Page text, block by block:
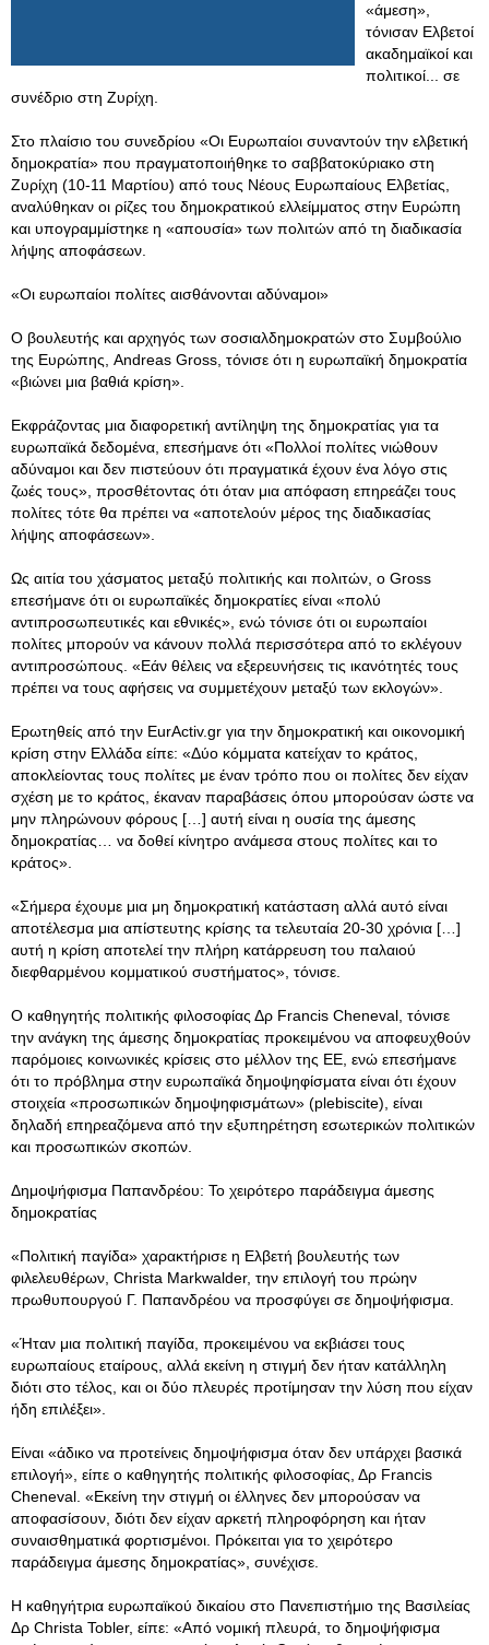
«άμεση»,
τόνισαν Ελβετοί
ακαδημαϊκοί και
πολιτικοί... σε
συνέδριο στη Ζυρίχη.
Στο πλαίσιο του συνεδρίου «Οι Ευρωπαίοι συναντούν την ελβετική
δημοκρατία» που πραγματοποιήθηκε το σαββατοκύριακο στη
Ζυρίχη (10-11 Μαρτίου) από τους Νέους Ευρωπαίους Ελβετίας,
αναλύθηκαν οι ρίζες του δημοκρατικού ελλείμματος στην Ευρώπη
και υπογραμμίστηκε η «απουσία» των πολιτών από τη διαδικασία
λήψης αποφάσεων.
«Οι ευρωπαίοι πολίτες αισθάνονται αδύναμοι»
Ο βουλευτής και αρχηγός των σοσιαλδημοκρατών στο Συμβούλιο
της Ευρώπης, Andreas Gross, τόνισε ότι η ευρωπαϊκή δημοκρατία
«βιώνει μια βαθιά κρίση».
Εκφράζοντας μια διαφορετική αντίληψη της δημοκρατίας για τα
ευρωπαϊκά δεδομένα, επεσήμανε ότι «Πολλοί πολίτες νιώθουν
αδύναμοι και δεν πιστεύουν ότι πραγματικά έχουν ένα λόγο στις
ζωές τους», προσθέτοντας ότι όταν μια απόφαση επηρεάζει τους
πολίτες τότε θα πρέπει να «αποτελούν μέρος της διαδικασίας
λήψης αποφάσεων».
Ως αιτία του χάσματος μεταξύ πολιτικής και πολιτών, ο Gross
επεσήμανε ότι οι ευρωπαϊκές δημοκρατίες είναι «πολύ
αντιπροσωπευτικές και εθνικές», ενώ τόνισε ότι οι ευρωπαίοι
πολίτες μπορούν να κάνουν πολλά περισσότερα από το εκλέγουν
αντιπροσώπους. «Εάν θέλεις να εξερευνήσεις τις ικανότητές τους
πρέπει να τους αφήσεις να συμμετέχουν μεταξύ των εκλογών».
Ερωτηθείς από την EurActiv.gr για την δημοκρατική και οικονομική
κρίση στην Ελλάδα είπε: «Δύο κόμματα κατείχαν το κράτος,
αποκλείοντας τους πολίτες με έναν τρόπο που οι πολίτες δεν είχαν
σχέση με το κράτος, έκαναν παραβάσεις όπου μπορούσαν ώστε να
μην πληρώνουν φόρους […] αυτή είναι η ουσία της άμεσης
δημοκρατίας… να δοθεί κίνητρο ανάμεσα στους πολίτες και το
κράτος».
«Σήμερα έχουμε μια μη δημοκρατική κατάσταση αλλά αυτό είναι
αποτέλεσμα μια απίστευτης κρίσης τα τελευταία 20-30 χρόνια […]
αυτή η κρίση αποτελεί την πλήρη κατάρρευση του παλαιού
διεφθαρμένου κομματικού συστήματος», τόνισε.
Ο καθηγητής πολιτικής φιλοσοφίας Δρ Francis Cheneval, τόνισε
την ανάγκη της άμεσης δημοκρατίας προκειμένου να αποφευχθούν
παρόμοιες κοινωνικές κρίσεις στο μέλλον της ΕΕ, ενώ επεσήμανε
ότι το πρόβλημα στην ευρωπαϊκά δημοψηφίσματα είναι ότι έχουν
στοιχεία «προσωπικών δημοψηφισμάτων» (plebiscite), είναι
δηλαδή επηρεαζόμενα από την εξυπηρέτηση εσωτερικών πολιτικών
και προσωπικών σκοπών.
Δημοψήφισμα Παπανδρέου: Το χειρότερο παράδειγμα άμεσης
δημοκρατίας
«Πολιτική παγίδα» χαρακτήρισε η Ελβετή βουλευτής των
φιλελευθέρων, Christa Markwalder, την επιλογή του πρώην
πρωθυπουργού Γ. Παπανδρέου να προσφύγει σε δημοψήφισμα.
«Ήταν μια πολιτική παγίδα, προκειμένου να εκβιάσει τους
ευρωπαίους εταίρους, αλλά εκείνη η στιγμή δεν ήταν κατάλληλη
διότι στο τέλος, και οι δύο πλευρές προτίμησαν την λύση που είχαν
ήδη επιλέξει».
Είναι «άδικο να προτείνεις δημοψήφισμα όταν δεν υπάρχει βασικά
επιλογή», είπε ο καθηγητής πολιτικής φιλοσοφίας, Δρ Francis
Cheneval. «Εκείνη την στιγμή οι έλληνες δεν μπορούσαν να
αποφασίσουν, διότι δεν είχαν αρκετή πληροφόρηση και ήταν
συναισθηματικά φορτισμένοι. Πρόκειται για το χειρότερο
παράδειγμα άμεσης δημοκρατίας», συνέχισε.
Η καθηγήτρια ευρωπαϊκού δικαίου στο Πανεπιστήμιο της Βασιλείας
Δρ Christa Tobler, είπε: «Από νομική πλευρά, το δημοψήφισμα